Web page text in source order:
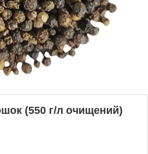
(550 г/л очищений)